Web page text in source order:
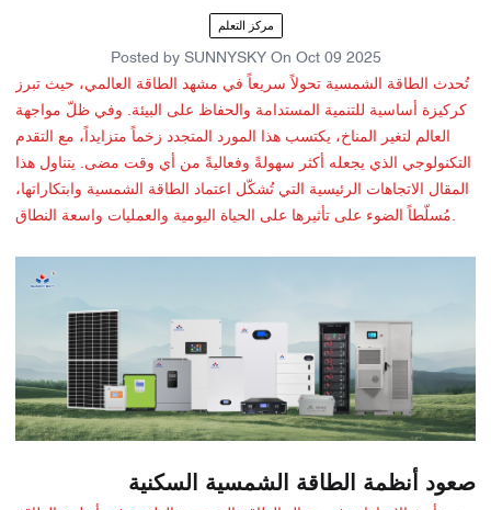
مركز التعلم
Posted by SUNNYSKYOn Oct 09 2025
تُحدث الطاقة الشمسية تحولاً سريعاً في مشهد الطاقة العالمي، حيث تبرز
كركيزة أساسية للتنمية المستدامة والحفاظ على البيئة. وفي ظلّ مواجهة
العالم لتغير المناخ، يكتسب هذا المورد المتجدد زخماً متزايداً، مع التقدم
التكنولوجي الذي يجعله أكثر سهولةً وفعاليةً من أي وقت مضى. يتناول هذا
المقال الاتجاهات الرئيسية التي تُشكّل اعتماد الطاقة الشمسية وابتكاراتها،
مُسلّطاً الضوء على تأثيرها على الحياة اليومية والعمليات واسعة النطاق.
صعود أنظمة الطاقة الشمسية السكنية